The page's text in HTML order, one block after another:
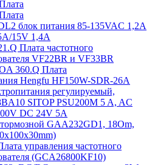
блок питания 85-135VAC 1,2А
15V 1,4А
Плата частотного
VF22BR и VF33BR
360.Q Плата
Hengfu HF150W-SDR-26A
регулируемый,
SITOP PSU200M 5 A, AC
DC 24V 5A
тормозной GAA232GD1, 18Om,
управления частотного
(GCA26800KF10)